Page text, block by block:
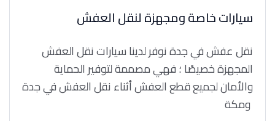
سيارات خاصة ومجهزة لنقل العفش
نقل عفش في جدة نوفر لدينا سيارات نقل العفش
المجهزة خصيصًا ؛ فهي مصممة لتوفير الحماية
والأمان لجميع قطع العفش أثناء نقل العفش في جدة